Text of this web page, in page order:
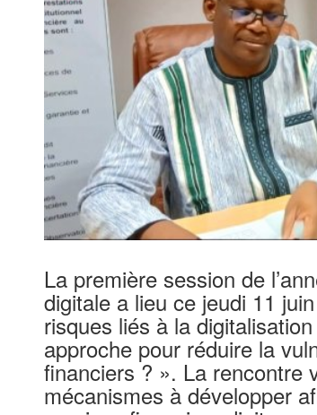
La première session de
digitale a lieu ce jeudi 11
risques liés à la
approche pour réduire la
financiers ? ». La rencontre
mécanismes à développer